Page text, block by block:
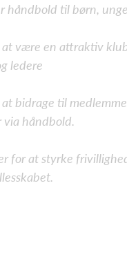
håndbold til børn,
at være en attraktiv
ledere
bidrage til
via håndbold.
for at styrke